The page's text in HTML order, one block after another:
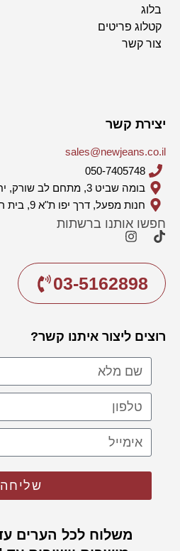
בלוג
קטלוג פריטים
צור קשר
יצירת קשר
sales@newjeans.co.il
050-7405748
בומה שביט 3, מתחם לב שורק, יחידה 36, רשל"צ
חנות מפעל, דרך יפו ת"א 9, בית רומנו 16
חפשו אותנו ברשתות
03-5162898
רוצים ליצור איתנו קשר?
שליחה